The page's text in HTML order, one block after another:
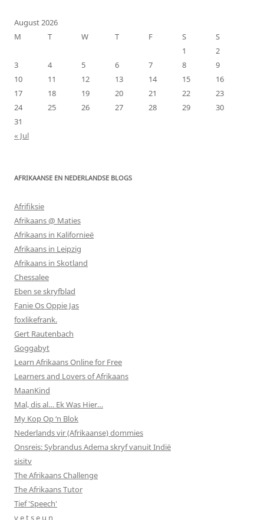
August 2026
M
T W T F S
S
1
2
3
4 5 6 7 8
9
10
11 12 13 14 15
16
17
18 19 20 21 22
23
24
25 26 27 28 29
30
31
« Jul
AFRIKAANSE EN NEDERLANDSE BLOGS
Afrifiksie
Afrikaans @ Maties
Afrikaans in Kalifornieë
Afrikaans in Leipzig
Afrikaans in Skotland
Chessalee
Eben se skryfblad
Fanie Os Oppie Jas
foxlikefrank.
Gert Rautenbach
Goggabyt
Learn Afrikaans Online for Free
Learners and Lovers of Afrikaans
MaanKind
Mal, dis al… Ek Was Hier…
My Kop Op ‘n Blok
Nederlands vir (Afrikaanse) dommies
Onsreis: Sybrandus Adema skryf vanuit Indië
sisitv
The Afrikaans Challenge
The Afrikaans Tutor
Tief 'Speech'
v e t s e u n